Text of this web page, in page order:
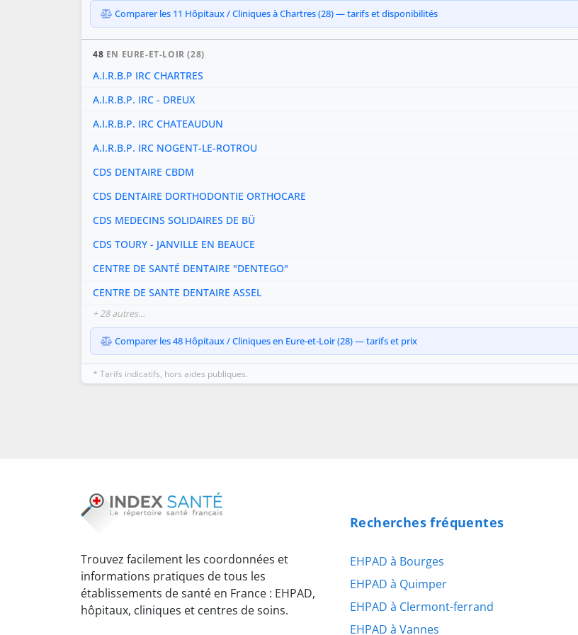
Comparer les 11 Hôpitaux / Cliniques à Chartres (28) — tarifs et disponibilités
48 EN EURE-ET-LOIR (28)
A.I.R.B.P IRC CHARTRES
A.I.R.B.P. IRC - DREUX
A.I.R.B.P. IRC CHATEAUDUN
A.I.R.B.P. IRC NOGENT-LE-ROTROU
CDS DENTAIRE CBDM
CDS DENTAIRE DORTHODONTIE ORTHOCARE
CDS MEDECINS SOLIDAIRES DE BÜ
CDS TOURY - JANVILLE EN BEAUCE
CENTRE DE SANTÉ DENTAIRE "DENTEGO"
CENTRE DE SANTE DENTAIRE ASSEL
+ 28 autres…
Comparer les 48 Hôpitaux / Cliniques en Eure-et-Loir (28) — tarifs et prix
* Tarifs indicatifs, hors aides publiques.
Trouvez facilement les coordonnées et
informations pratiques de tous les
établissements de santé en France : EHPAD,
hôpitaux, cliniques et centres de soins.
Recherches fréquentes
EHPAD à Bourges
EHPAD à Quimper
EHPAD à Clermont-ferrand
EHPAD à Vannes